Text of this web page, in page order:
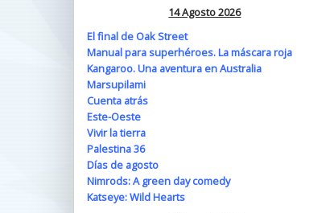
14 Agosto 2026
El final de Oak Street
Manual para superhéroes. La máscara roja
Kangaroo. Una aventura en Australia
Marsupilami
Cuenta atrás
Este-Oeste
Vivir la tierra
Palestina 36
Días de agosto
Nimrods: A green day comedy
Katseye: Wild Hearts